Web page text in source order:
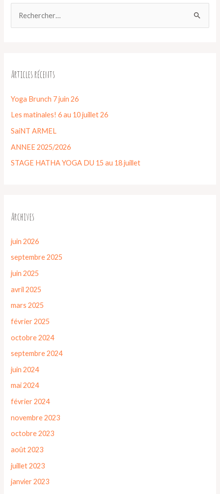
Articles récents
Yoga Brunch 7 juin 26
Les matinales! 6 au 10 juillet 26
SaiNT ARMEL
ANNEE 2025/2026
STAGE HATHA YOGA DU 15 au 18 juillet
Archives
juin 2026
septembre 2025
juin 2025
avril 2025
mars 2025
février 2025
octobre 2024
septembre 2024
juin 2024
mai 2024
février 2024
novembre 2023
octobre 2023
août 2023
juillet 2023
janvier 2023